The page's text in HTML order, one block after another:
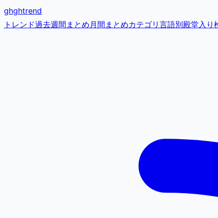
ghghtrend
トレンド過去週間まとめ月間まとめカテゴリ 言語別殿堂入り